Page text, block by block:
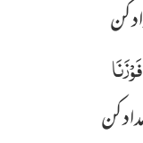
کن
کن